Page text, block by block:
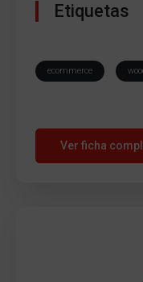
Etiquetas
ecommerce
Ver ficha